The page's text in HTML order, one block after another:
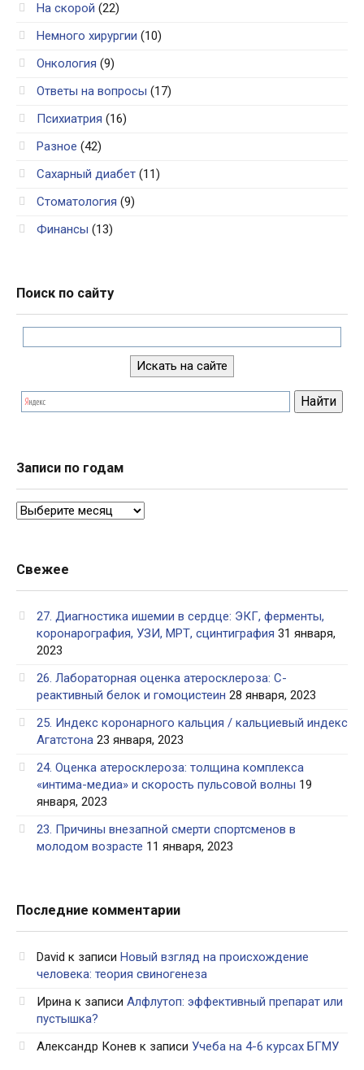
На скорой (22)
Немного хирургии (10)
Онкология (9)
Ответы на вопросы (17)
Психиатрия (16)
Разное (42)
Сахарный диабет (11)
Стоматология (9)
Финансы (13)
Поиск по сайту
Записи по годам
Записи
Свежее
27. Диагностика ишемии в сердце: ЭКГ, ферменты,
коронарография, УЗИ, МРТ, сцинтиграфия 31 января,
2023
26. Лабораторная оценка атеросклероза: С-
реактивный белок и гомоцистеин 28 января, 2023
25. Индекс коронарного кальция / кальциевый индекс
Агатстона 23 января, 2023
24. Оценка атеросклероза: толщина комплекса
«интима-медиа» и скорость пульсовой волны 19
января, 2023
23. Причины внезапной смерти спортсменов в
молодом возрасте 11 января, 2023
Последние комментарии
David к записи Новый взгляд на происхождение
человека: теория свиногенеза
Ирина к записи Алфлутоп: эффективный препарат или
пустышка?
Александр Конев к записи Учеба на 4-6 курсах БГМУ